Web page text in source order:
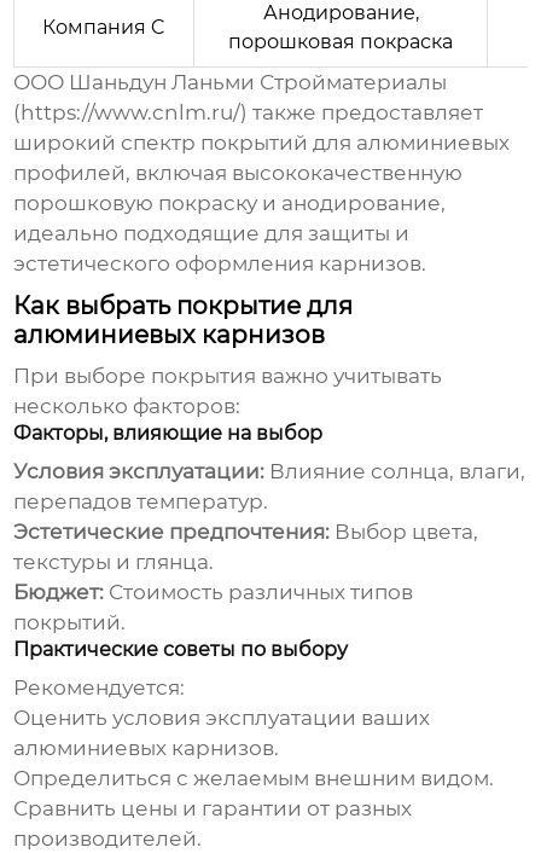
Компания C
Анодирование,
порошковая покраска
ООО Шаньдун Ланьми Стройматериалы
( https://www.cnlm.ru/) также предоставляет
широкий спектр покрытий для алюминиевых
профилей, включая высококачественную
порошковую покраску и анодирование,
идеально подходящие для защиты и
эстетического оформления карнизов.
Как выбрать покрытие для
алюминиевых карнизов
При выборе покрытия важно учитывать
несколько факторов:
Факторы, влияющие на выбор
Условия эксплуатации: Влияние солнца, влаги,
перепадов температур.
Эстетические предпочтения: Выбор цвета,
текстуры и глянца.
Бюджет: Стоимость различных типов
покрытий.
Практические советы по выбору
Рекомендуется:
Оценить условия эксплуатации ваших
алюминиевых карнизов.
Определиться с желаемым внешним видом.
Сравнить цены и гарантии от разных
производителей.